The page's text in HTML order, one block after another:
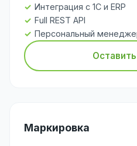
Интеграция с 1С и ERP
Full REST API
Персональный
Маркировка